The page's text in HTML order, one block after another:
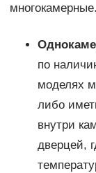
многокамерные.
по
моделях
либо
внутри
дверцей,